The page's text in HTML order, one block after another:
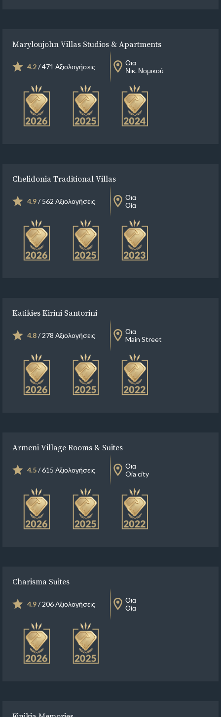
Maryloujohn Villas Studios & Apartments
4.2/ 471 Αξιολογήσεις
Οια
Νικ. Νομικού
Chelidonia Traditional Villas
4.9/ 562 Αξιολογήσεις
Οια
Οία
Katikies Kirini Santorini
4.8/ 278 Αξιολογήσεις
Οια
Main Street
Armeni Village Rooms & Suites
4.5/ 615 Αξιολογήσεις
Οια
Oia city
Charisma Suites
4.9/ 206 Αξιολογήσεις
Οια
Οία